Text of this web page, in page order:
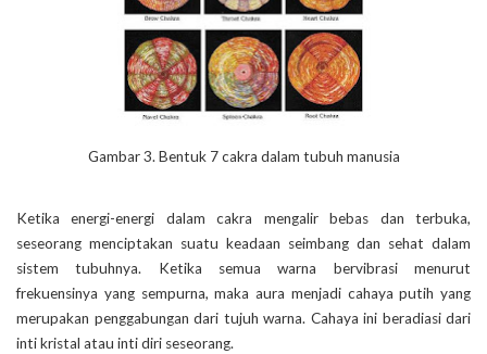
Gambar 3. Bentuk 7 cakra dalam tubuh manusia
Ketika energi-energi dalam cakra mengalir bebas dan terbuka,
seseorang menciptakan suatu keadaan seimbang dan sehat dalam
sistem tubuhnya. Ketika semua warna bervibrasi menurut
frekuensinya yang sempurna, maka aura menjadi cahaya putih yang
merupakan penggabungan dari tujuh warna. Cahaya ini beradiasi dari
inti kristal atau inti diri seseorang.